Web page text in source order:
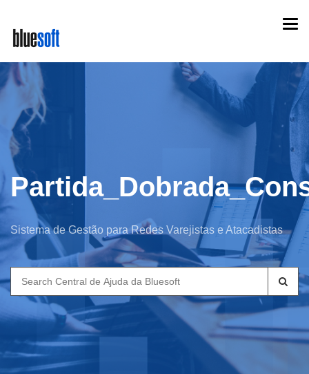
main
content
Sistema de Gestão para Redes Varejistas e Atacadistas
Search
for: